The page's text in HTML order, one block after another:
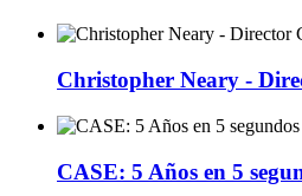
Christopher Neary -
CASE: 5 Años en 5